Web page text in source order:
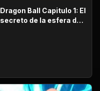
Dragon Ball Capitulo 1: El
secreto de la esfera del